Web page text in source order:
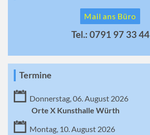
Mail ans Büro
Tel.: 0791 97 33 44
Termine
Donnerstag, 06. August 2026
Orte X Kunsthalle Würth
Montag, 10. August 2026